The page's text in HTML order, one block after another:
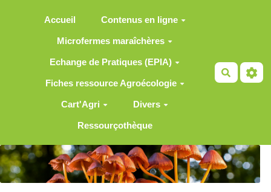
Accueil Contenus en ligne
Microfermes maraîchères
Echange de Pratiques (EPIA)
Fiches ressource Agroécologie
Cart'Agri Divers
Ressourçothèque